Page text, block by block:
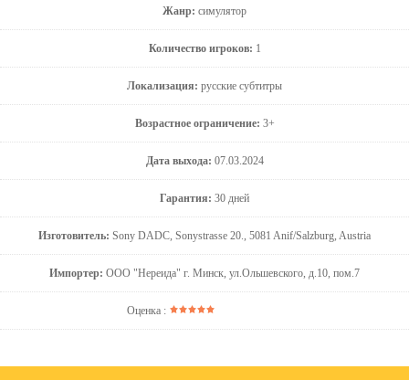
Жанр: симулятор
Количество игроков: 1
Локализация: русские субтитры
Возрастное ограничение: 3+
Дата выхода: 07.03.2024
Гарантия: 30 дней
Изготовитель: Sony DADC, Sonystrasse 20., 5081 Anif/Salzburg, Austria
Импортер: ООО "Нереида" г. Минск, ул.Ольшевского, д.10, пом.7
Оценка :